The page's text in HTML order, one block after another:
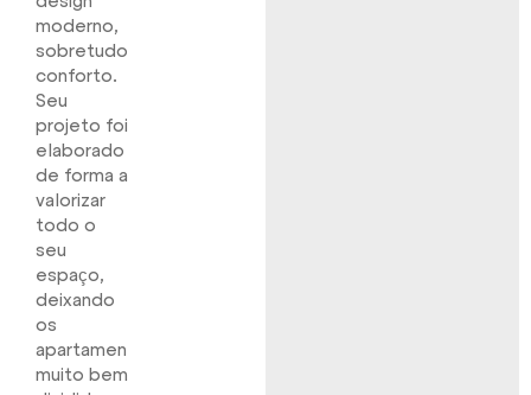
moderno,
sobretudo
conforto.
Seu
projeto foi
elaborado
de forma a
valorizar
todo o
seu
espaço,
deixando
os
apartamentos
muito bem